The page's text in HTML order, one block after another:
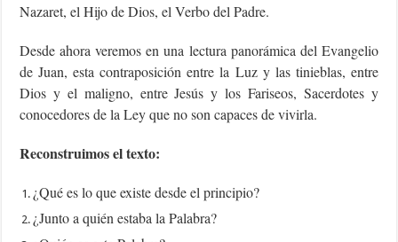
Nazaret, el Hijo de Dios, el Verbo del Padre.
Desde ahora veremos en una lectura panorámica del Evangelio
de Juan, esta contraposición entre la Luz y las tinieblas, entre
Dios y el maligno, entre Jesús y los Fariseos, Sacerdotes y
conocedores de la Ley que no son capaces de vivirla.
Reconstruimos el texto:
¿Qué es lo que existe desde el principio?
¿Junto a quién estaba la Palabra?